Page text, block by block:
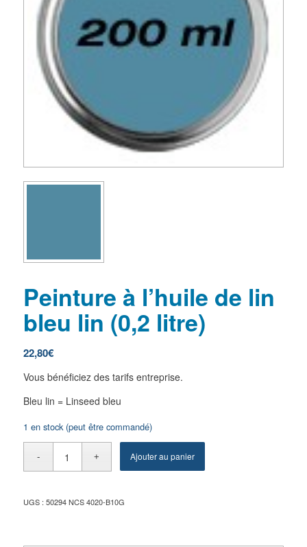
Peinture à l’huile de lin
bleu lin (0,2 litre)
22,80€
Vous bénéficiez des tarifs entreprise.
Bleu lin = Linseed bleu
1 en stock (peut être commandé)
Ajouter au panier
UGS : 50294 NCS 4020-B10G